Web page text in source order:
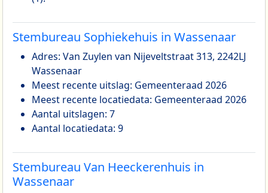
Stembureau Sophiekehuis in Wassenaar
Adres: Van Zuylen van Nijeveltstraat 313, 2242LJ
Wassenaar
Meest recente uitslag: Gemeenteraad 2026
Meest recente locatiedata: Gemeenteraad 2026
Aantal uitslagen: 7
Aantal locatiedata: 9
Stembureau Van Heeckerenhuis in
Wassenaar